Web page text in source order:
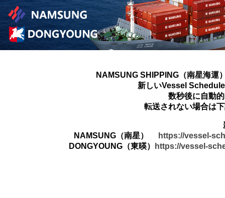
NAMSUNG SHIPPING（南星海運
新しいVessel
数秒後に自動
転送されない場合は
NAMSUNG（南星）
https://vessel-
DONGYOUNG（東暎）
https://vessel-